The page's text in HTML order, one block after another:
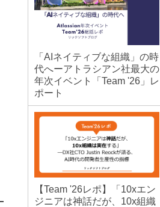
「AIネイティブな組織」の時
代へーアトラシアン社最大の
年次イベント「Team '26」レ
ポート
【Team '26レポ】「10xエン
ジニアは神話だが、10x組織